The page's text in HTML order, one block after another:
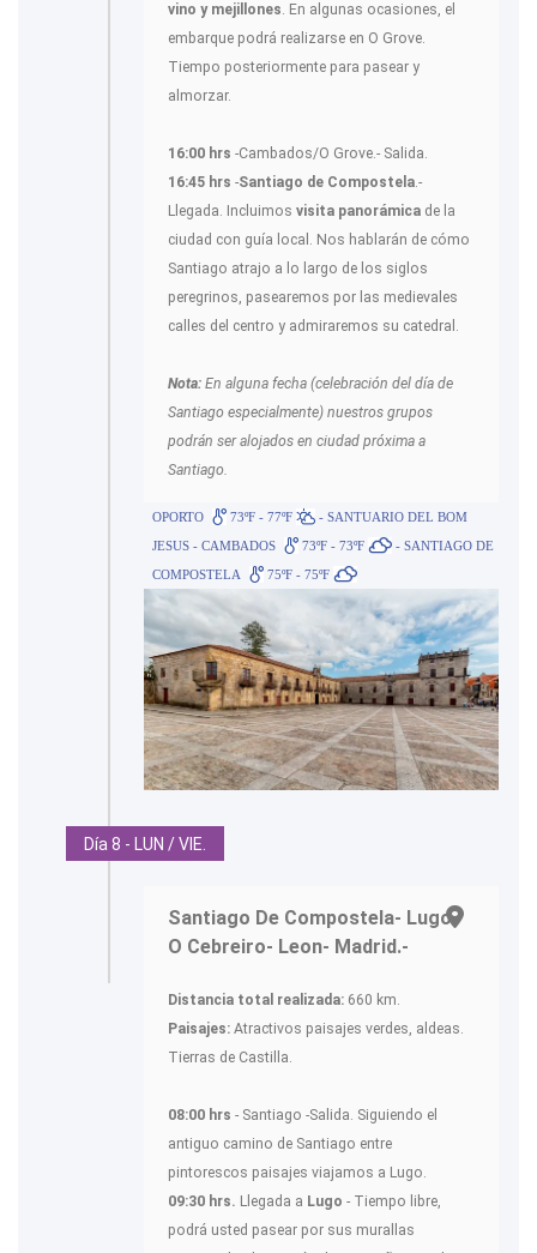
vino y mejillones. En algunas ocasiones, el
embarque podrá realizarse en O Grove.
Tiempo posteriormente para pasear y
almorzar.
16:00 hrs -Cambados/O Grove.- Salida.
16:45 hrs -Santiago de Compostela.-
Llegada. Incluimos visita panorámica de la
ciudad con guía local. Nos hablarán de cómo
Santiago atrajo a lo largo de los siglos
peregrinos, pasearemos por las medievales
calles del centro y admiraremos su catedral.
Nota: En alguna fecha (celebración del día de
Santiago especialmente) nuestros grupos
podrán ser alojados en ciudad próxima a
Santiago.
OPORTO 73ºF - 77ºF
- SANTUARIO DEL BOM
JESUS - CAMBADOS
73ºF - 73ºF
- SANTIAGO DE
COMPOSTELA
75ºF - 75ºF
Día 8 - LUN / VIE.
Santiago De Compostela- Lugo-
O Cebreiro- Leon- Madrid.-
Distancia total realizada: 660 km.
Paisajes: Atractivos paisajes verdes, aldeas.
Tierras de Castilla.
08:00 hrs - Santiago -Salida. Siguiendo el
antiguo camino de Santiago entre
pintorescos paisajes viajamos a Lugo.
09:30 hrs. Llegada a Lugo - Tiempo libre,
podrá usted pasear por sus murallas